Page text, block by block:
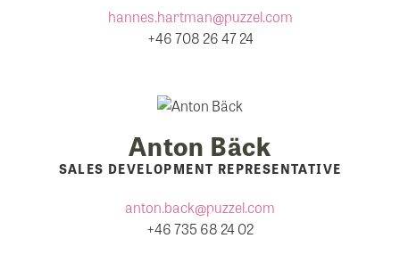
hannes.hartman@puzzel.com
+46 708 26 47 24
Anton Bäck​
SALES DEVELOPMENT REPRESENTATIVE
anton.back@puzzel.com
+46 735 68 24 02